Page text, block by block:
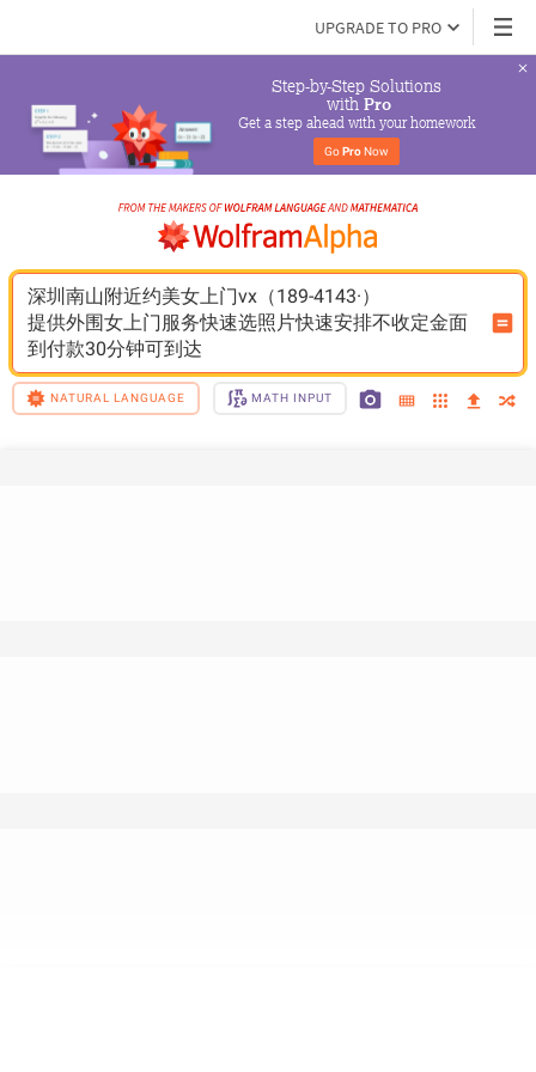
UPGRADE TO PRO
Step-by-Step Solutions
with Pro
Get a step ahead with your homework
Go Pro Now
深圳南山附近约美女上门vx（189-4143·）
提供外围女上门服务快速选照片快速安排不收定金面
到付款30分钟可到达
NATURAL LANGUAGE MATH INPUT